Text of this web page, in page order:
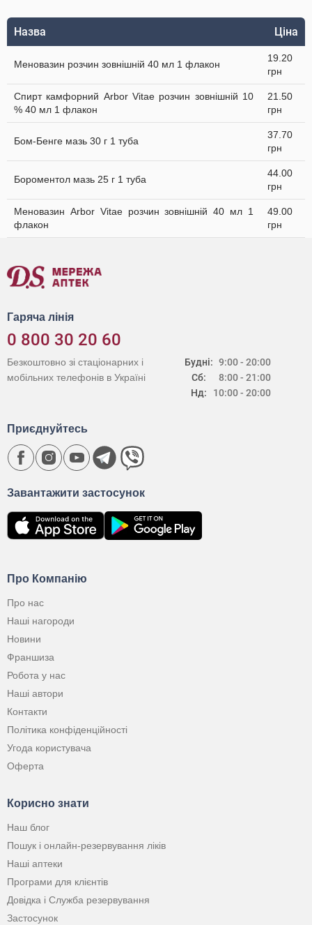
Назва Ціна
Меновазин розчин зовнішній 40 мл 1 флакон
19.20
грн
Спирт камфорний Arbor Vitae розчин зовнішній 10
% 40 мл 1 флакон
21.50
грн
Бом-Бенге мазь 30 г 1 туба
37.70
грн
Бороментол мазь 25 г 1 туба
44.00
грн
Меновазин Arbor Vitae розчин зовнішній 40 мл 1
флакон
49.00
грн
Гаряча лінія
0 800 30 20 60
Будні:
Сб:
Нд:
9:00 - 20:00
8:00 - 21:00
10:00 - 20:00
Безкоштовно зі стаціонарних і
мобільних телефонів в Україні
Про Компанію
Про нас
Наші нагороди
Новини
Франшиза
Робота у нас
Наші автори
Контакти
Політика конфіденційності
Угода користувача
Оферта
Корисно знати
Наш блог
Пошук і онлайн-резервування ліків
Наші аптеки
Програми для клієнтів
Довідка і Служба резервування
Застосунок
Завантажити застосунок
Приєднуйтесь